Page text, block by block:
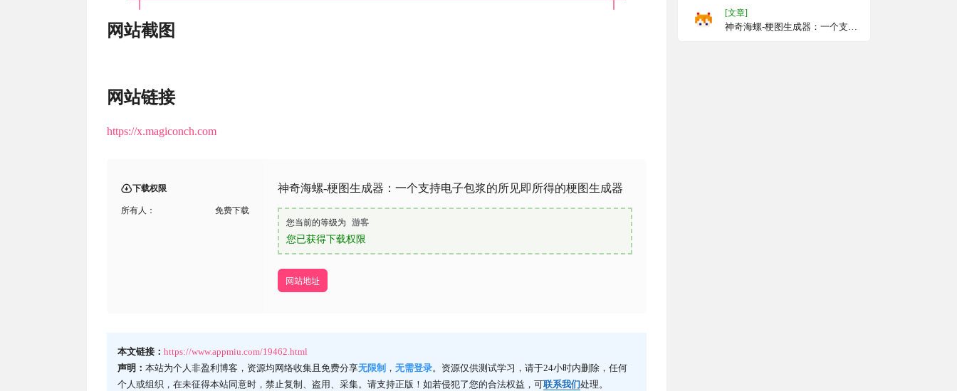
网站截图
网站链接
https://x.magiconch.com
下载权限
所有人： 免费下载
神奇海螺-梗图生成器：一个支持电子包浆的所见即所得的梗图生成器
您当前的等级为 游客
您已获得下载权限
网站地址
本文链接： https://www.appmiu.com/19462.html
声明： 本站为个人非盈利博客，资源均网络收集且免费分享无限制 ， 无需登录。资源仅供测试学习，请于24小时内删除，任何
个人或组织，在未征得本站同意时，禁止复制、盗用、采集。请支持正版！如若侵犯了您的合法权益，可联系我们处理。
[文章]
神奇海螺-梗图生成器：一个支持